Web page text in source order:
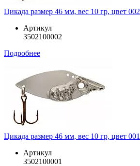
Цикада размер 46 мм, вес 10 гр, цвет 002
Артикул
3502100002
Подробнее
Цикада размер 46 мм, вес 10 гр, цвет 001
Артикул
3502100001